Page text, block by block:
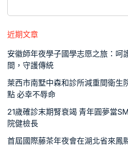
近期文章
安徽師年夜學子國學志愿之旅：呵
間，守護傳統
萊西市南墅中森和診所減重間衛生
點 必幸不辱命
21歲確診末期腎衰竭 青年圓夢當
院健檢長
首屆國際藤茶年夜會在湖北省來鳳